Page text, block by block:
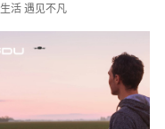
活 遇见不凡